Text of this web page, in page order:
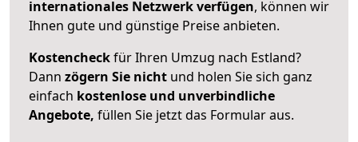
internationales Netzwerk verfügen, können wir
Ihnen gute und günstige Preise anbieten.
Kostencheckfür Ihren Umzug nach Estland?
Dann zögern Sie nicht und holen Sie sich ganz
einfach kostenlose und unverbindliche
Angebote, füllen Sie jetzt das Formular aus.